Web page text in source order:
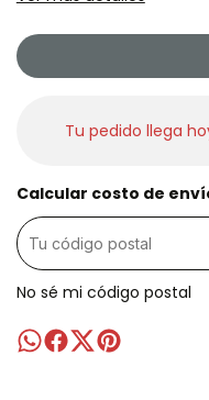
Tu pedido llega
Calcular costo de
No sé mi código postal